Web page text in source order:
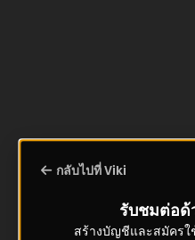
กลับไปที่ Viki
รับชมต่อด้
สร้างบัญชีและสมัครใ